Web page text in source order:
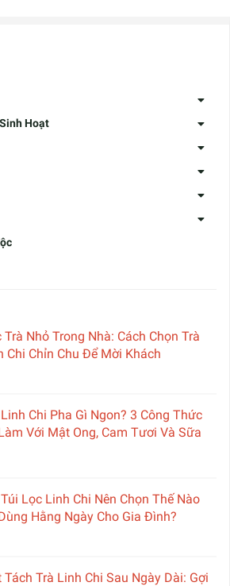
Hoạt
Trà Nhỏ Trong Nhà: Cách Chọn Trà
Chi Chỉn Chu Để Mời Khách
Chi Pha Gì Ngon? 3 Công Thức
Với Mật Ong, Cam Tươi Và Sữa
Lọc Linh Chi Nên Chọn Thế Nào
Hằng Ngày Cho Gia Đình?
Tách Trà Linh Chi Sau Ngày Dài: Gợi